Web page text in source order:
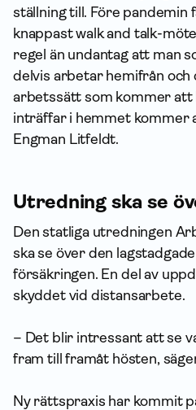
ställning till. Före pandemin
knappast walk and talk-
regel än undantag att man
delvis arbetar hemifrån och
arbetssätt som kommer att
inträffar i hemmet kommer
Engman Litfeldt.
Utredning ska se
Den statliga utredningen
ska se över den
försäkringen. En del av
skyddet vid distansarbete.
– Det blir intressant att se
fram till framåt hösten,
Ny rättspraxis har kommit